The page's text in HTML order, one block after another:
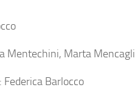
Mentechini, Marta Mencagli
Federica Barlocco